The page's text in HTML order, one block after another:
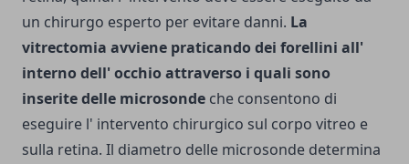
un chirurgo esperto per evitare danni. La
vitrectomia avviene praticando dei forellini all'
interno dell' occhio attraverso i quali sono
inserite delle microsonde che consentono di
eseguire l' intervento chirurgico sul corpo vitreo e
sulla retina. Il diametro delle microsonde determina